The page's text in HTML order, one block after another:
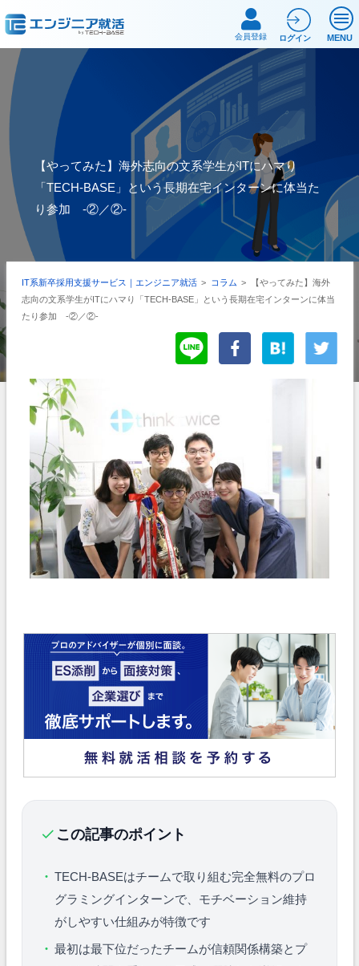
MENU
会員登録 ログイン
【やってみた】海外志向の文系学生がITにハマり
「TECH-BASE」という長期在宅インターンに体当た
り参加 -②／②-
IT系新卒採用支援サービス｜エンジニア就活 > コラム >
【やってみた】海外
志向の文系学生がITにハマり「TECH-BASE」という長期在宅インターンに体当
たり参加 -②／②-
この記事のポイント
TECH-BASEはチームで取り組む完全無料のプロ
グラミングインターンで、モチベーション維持
がしやすい仕組みが特徴です
最初は最下位だったチームが信頼関係構築とプ